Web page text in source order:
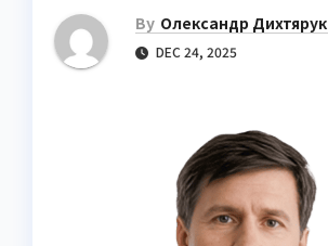
By Олександр Дихтярук
DEC 24, 2025